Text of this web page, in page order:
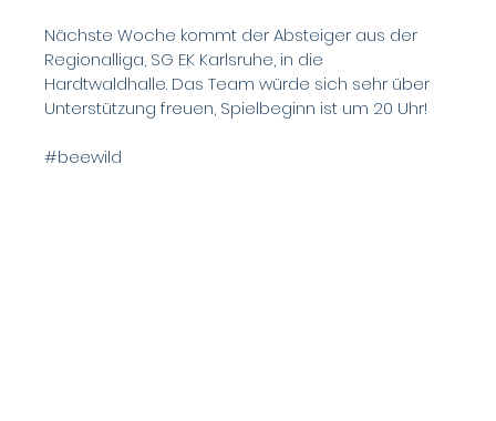
Nächste Woche kommt der Absteiger aus der
Regionalliga, SG EK Karlsruhe, in die
Hardtwaldhalle. Das Team würde sich sehr über
Unterstützung freuen, Spielbeginn ist um 20 Uhr!
#beewild